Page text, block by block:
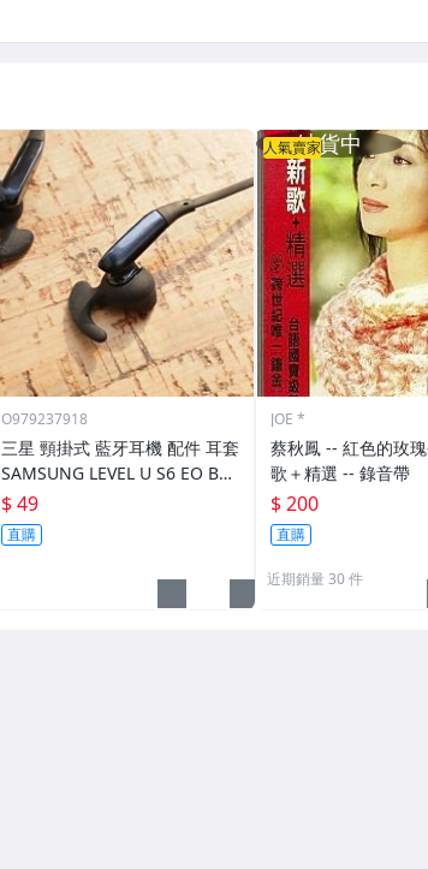
O979237918
三星 頸掛式 藍牙耳機 配件 耳套
SAMSUNG LEVEL U S6 EO BG
920
$ 49
直購
人氣賣家
JOE *
蔡秋鳳 -- 紅色的玫瑰-跨世紀 新
歌＋精選 -- 錄音帶
$ 200
直購
近期銷量 30 件